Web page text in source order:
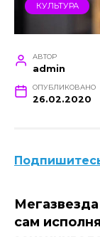
КУЛЬТУРА
АВТОР
admin
ОПУБЛИКОВАНО
26.02.2020
сам